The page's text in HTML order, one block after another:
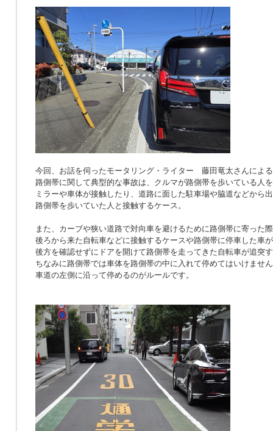
今回、お話を伺ったモータリング・ライター 藤田竜太さんによ
路側帯に関して典型的な事故は、クルマが路側帯を歩いている人
ミラーや車体が接触したり、道路に面した駐車場や脇道などから
路側帯を歩いていた人と接触するケース。
また、カーブや狭い道路で対向車を避けるために路側帯に寄った
後ろから来た自転車などに接触するケースや路側帯に停車した車
後方を確認せずにドアを開けて路側帯を走ってきた自転車が追突
ちなみに路側帯では車体を路側帯の中に入れて停めてはいけませ
車道の左側に沿って停めるのがルールです。